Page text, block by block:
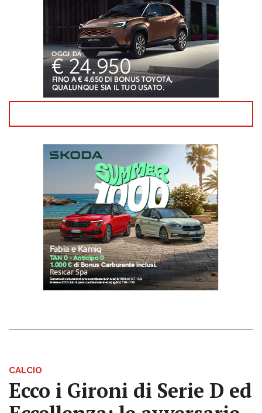
CALCIO
Ecco i Gironi di Serie D ed